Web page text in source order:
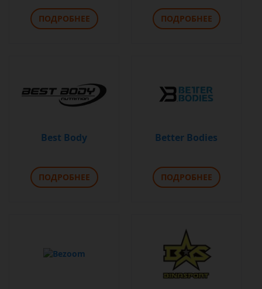
ПОДРОБНЕЕ ПОДРОБНЕЕ
Best Body
ПОДРОБНЕЕ
Better Bodies
ПОДРОБНЕЕ